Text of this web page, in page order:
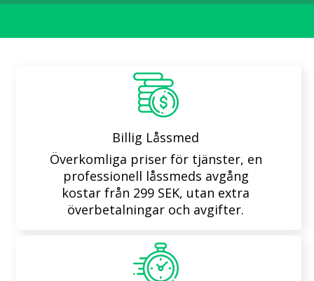
Billig Låssmed
Överkomliga priser för tjänster, en
professionell låssmeds avgång
kostar från 299 SEK, utan extra
överbetalningar och avgifter.